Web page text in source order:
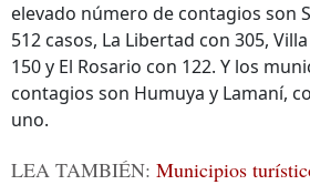
elevado número de contagios son
512 casos, La Libertad con 305,
150 y El Rosario con 122. Y los
contagios son Humuya y Lamaní,
uno.
LEA TAMBIÉN: Municipios